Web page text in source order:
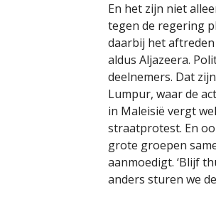
En het zijn niet
tegen de regering
daarbij het aftreden
aldus Aljazeera.
deelnemers. Dat
Lumpur, waar de
in Maleisië vergt
straatprotest. En
grote groepen
aanmoedigt. ‘Blijf
anders sturen we